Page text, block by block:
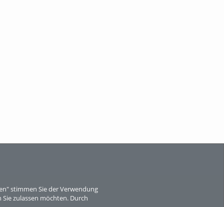
stimmen Sie der Verwendung
zulassen möchten. Durch